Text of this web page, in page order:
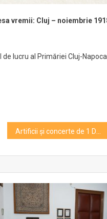
vremii: Cluj – noiembrie
lucru al Primăriei Cluj-